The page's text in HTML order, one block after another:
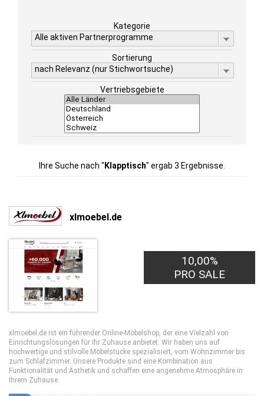
Kategorie
Alle aktiven Partnerprogramme
Sortierung
nach Relevanz (nur Stichwortsuche)
Vertriebsgebiete
Ihre Suche nach " Klapptisch" ergab 3 Ergebnisse.
xlmoebel.de
10,00%
PRO SALE
xlmoebel.de ist ein führender Online-Möbelshop, der eine Vielzahl von
Einrichtungslösungen für Ihr Zuhause anbietet. Wir haben uns auf
hochwertige und stilvolle Möbelstücke spezialisiert, vom Wohnzimmer bis
zum Schlafzimmer. Unsere Produkte sind eine Kombination aus
Funktionalität und Ästhetik und schaffen eine angenehme Atmosphäre in
Ihrem Zuhause.